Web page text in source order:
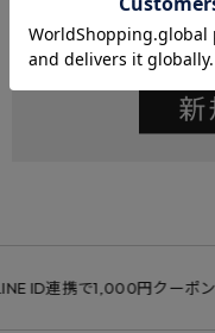
ID連携で1,000円クーポン